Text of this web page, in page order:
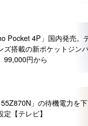
Pocket 4P」国内発売。
ズ搭載の新ポケットジン
99,000円から
」の待機電力を下
定【テレビ】